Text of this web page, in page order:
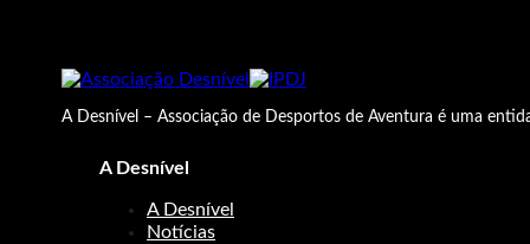
A Desnível – Associação de Desportos de Aventura é uma
A Desnível
A Desnível
Notícias